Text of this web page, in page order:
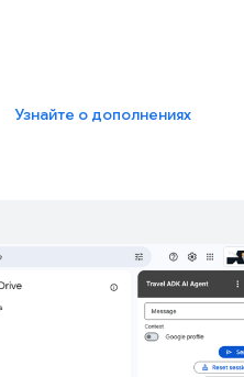
Узнайте о дополнениях